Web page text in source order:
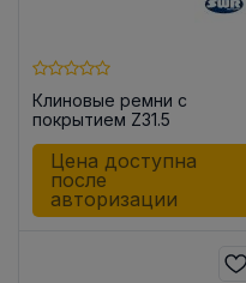
Клиновые ремни с
покрытием Z31.5
Цена доступна
после
авторизации